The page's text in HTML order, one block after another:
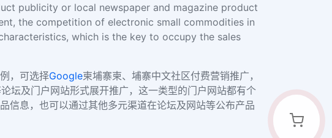
publicity or local newspaper and magazine product
the competition of electronic small commodities in
which is the key to occupy the sales
，可选择Google柬埔寨柬、埔寨中文社区付费营销推广，
坛及门户网站形式展开推广，这一类型的门户网站都有个
信息，也可以通过其他多元渠道在论坛及网站等公布产品